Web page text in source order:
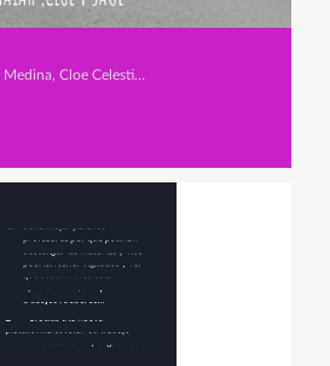
Secundaria, Naiah Acedo Medina, Cloe Celestino de la Cruz Cobo de Guzmán y Saúl Muñoz Seoane